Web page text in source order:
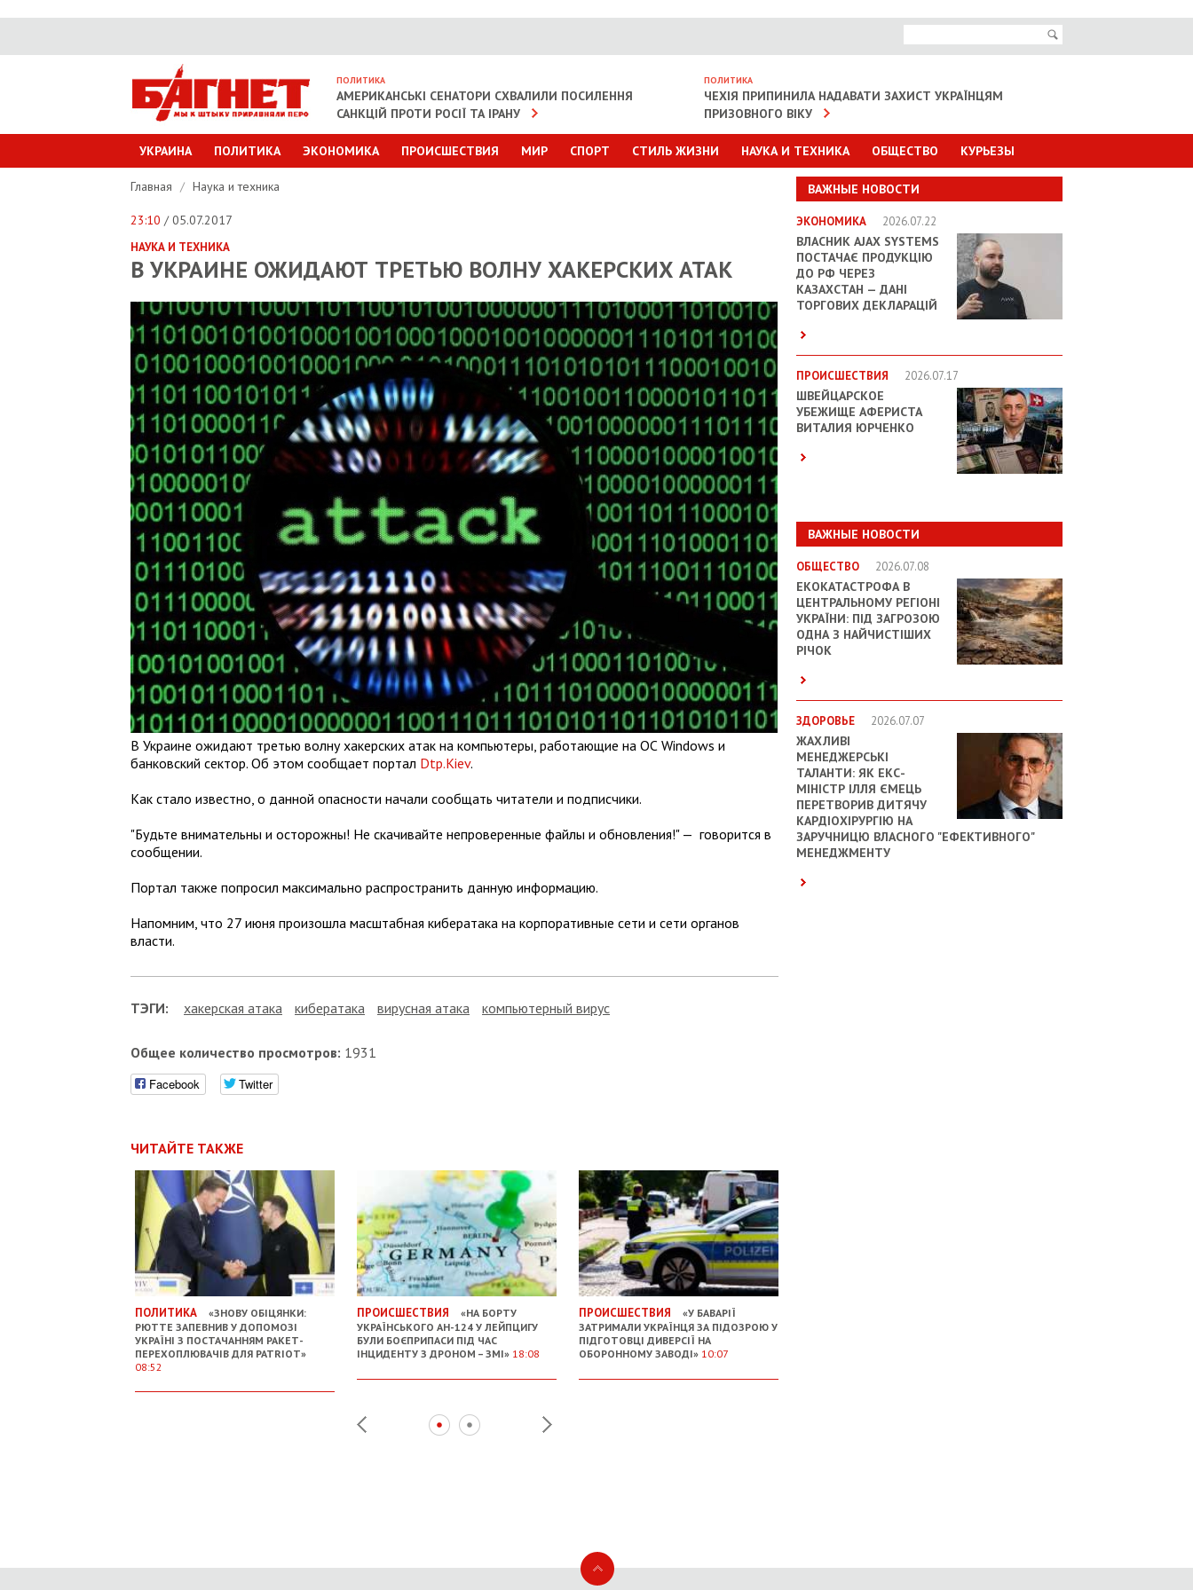
ПОЛИТИКА
АМЕРИКАНСЬКІ СЕНАТОРИ СХВАЛИЛИ ПОСИЛЕННЯ
САНКЦІЙ ПРОТИ РОСІЇ ТА ІРАНУ
ПОЛИТИКА
ЧЕХІЯ ПРИПИНИЛА НАДАВАТИ ЗАХИСТ УКРАЇНЦЯМ
ПРИЗОВНОГО ВІКУ
УКРАИНА ПОЛИТИКА ЭКОНОМИКА ПРОИСШЕСТВИЯ МИР СПОРТ СТИЛЬ ЖИЗНИ НАУКА И ТЕХНИКА ОБЩЕСТВО КУРЬЕЗЫ
ВАЖНЫЕ НОВОСТИ
ЭКОНОМИКА 2026.07.22
ВЛАСНИК AJAX SYSTEMS
ПОСТАЧАЄ ПРОДУКЦІЮ
ДО РФ ЧЕРЕЗ
КАЗАХСТАН — ДАНІ
ТОРГОВИХ ДЕКЛАРАЦІЙ
ПРОИСШЕСТВИЯ 2026.07.17
ШВЕЙЦАРСКОЕ
УБЕЖИЩЕ АФЕРИСТА
ВИТАЛИЯ ЮРЧЕНКО
ВАЖНЫЕ НОВОСТИ
ОБЩЕСТВО 2026.07.08
ЕКОКАТАСТРОФА В
ЦЕНТРАЛЬНОМУ РЕГІОНІ
УКРАЇНИ: ПІД ЗАГРОЗОЮ
ОДНА З НАЙЧИСТІШИХ
РІЧОК
ЗДОРОВЬЕ 2026.07.07
ЖАХЛИВІ
МЕНЕДЖЕРСЬКІ
ТАЛАНТИ: ЯК ЕКС-
МІНІСТР ІЛЛЯ ЄМЕЦЬ
ПЕРЕТВОРИВ ДИТЯЧУ
КАРДІОХІРУРГІЮ НА
ЗАРУЧНИЦЮ ВЛАСНОГО "ЕФЕКТИВНОГО"
МЕНЕДЖМЕНТУ
Главная / Наука и техника
23:10 / 05.07.2017
НАУКА И ТЕХНИКА
В УКРАИНЕ ОЖИДАЮТ ТРЕТЬЮ ВОЛНУ ХАКЕРСКИХ АТАК
В Украине ожидают третью волну хакерских атак на компьютеры, работающие на ОС Windows и
банковский сектор. Об этом сообщает портал Dtp.Kiev.
Как стало известно, о данной опасности начали сообщать читатели и подписчики.
"Будьте внимательны и осторожны! Не скачивайте непроверенные файлы и обновления!" — говорится в
сообщении.
Портал также попросил максимально распространить данную информацию.
Напомним, что 27 июня произошла масштабная кибератака на корпоративные сети и сети органов
власти.
ТЭГИ: хакерская атака кибератака вирусная атака компьютерный вирус
Общее количество просмотров: 1931
Facebook Twitter
ЧИТАЙТЕ ТАКЖЕ
ПОЛИТИКА
«ЗНОВУ ОБІЦЯНКИ:
РЮТТЕ ЗАПЕВНИВ У ДОПОМОЗІ
УКРАЇНІ З ПОСТАЧАННЯМ РАКЕТ-
ПЕРЕХОПЛЮВАЧІВ ДЛЯ PATRIOT»
08:52
ПРОИСШЕСТВИЯ
«НА БОРТУ
УКРАЇНСЬКОГО АН-124 У ЛЕЙПЦИГУ
БУЛИ БОЄПРИПАСИ ПІД ЧАС
ІНЦИДЕНТУ З ДРОНОМ – ЗМІ» 18:08
ПРОИСШЕСТВИЯ
«У БАВАРІЇ
ЗАТРИМАЛИ УКРАЇНЦЯ ЗА ПІДОЗРОЮ У
ПІДГОТОВЦІ ДИВЕРСІЇ НА
ОБОРОННОМУ ЗАВОДІ» 10:07